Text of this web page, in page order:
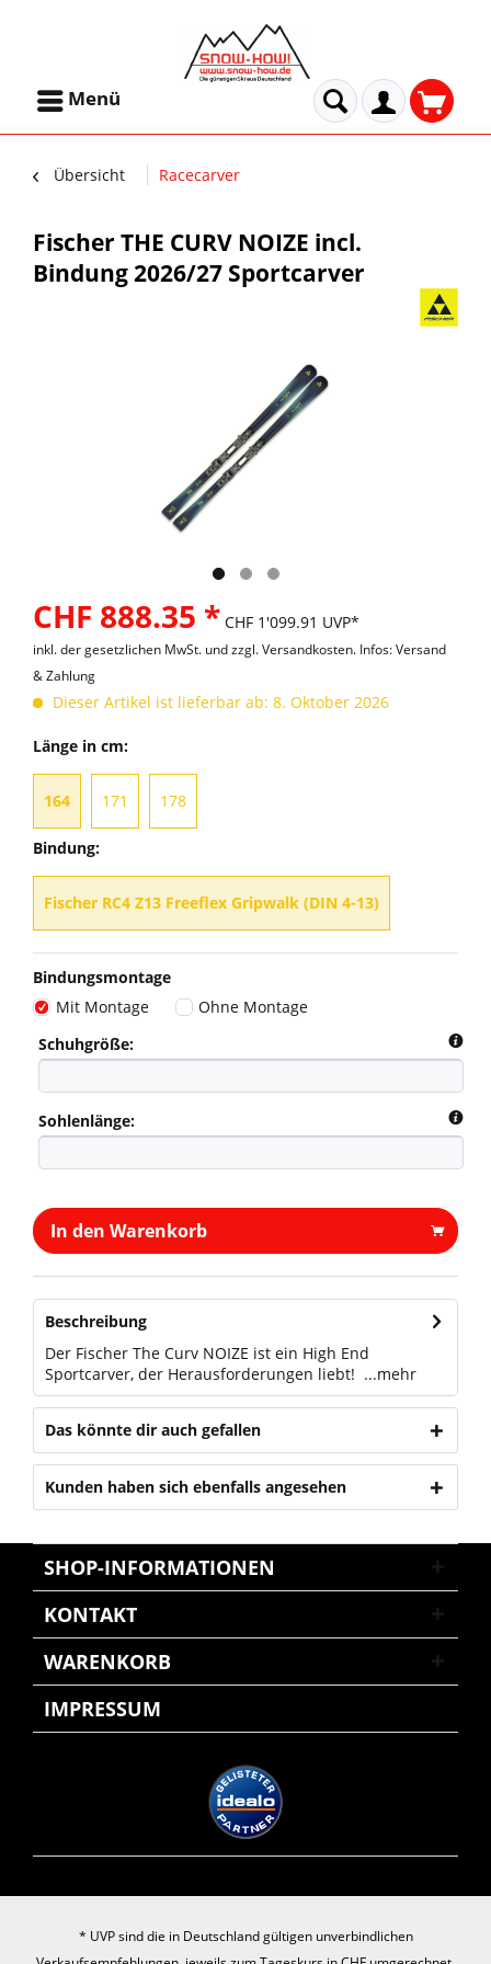
Menü
Übersicht Racecarver
Fischer THE CURV NOIZE incl.
Bindung 2026/27 Sportcarver
CHF 888.35 * CHF 1'099.91 UVP*
inkl. der gesetzlichen MwSt. undzzgl. Versandkosten. Infos: Versand
& Zahlung
Dieser Artikel ist lieferbar ab: 8. Oktober 2026
Länge in cm:
164 171 178
Bindung:
Fischer RC4 Z13 Freeflex Gripwalk (DIN 4-13)
Bindungsmontage
Mit Montage
Ohne Montage
Schuhgröße:
Sohlenlänge:
In den Warenkorb
Beschreibung
Der Fischer The Curv NOIZE ist ein High End
Sportcarver, der Herausforderungen liebt! ...mehr
Das könnte dir auch gefallen
Kunden haben sich ebenfalls angesehen
SHOP-INFORMATIONEN
KONTAKT
WARENKORB
IMPRESSUM
* UVP sind die in Deutschland gültigen unverbindlichen